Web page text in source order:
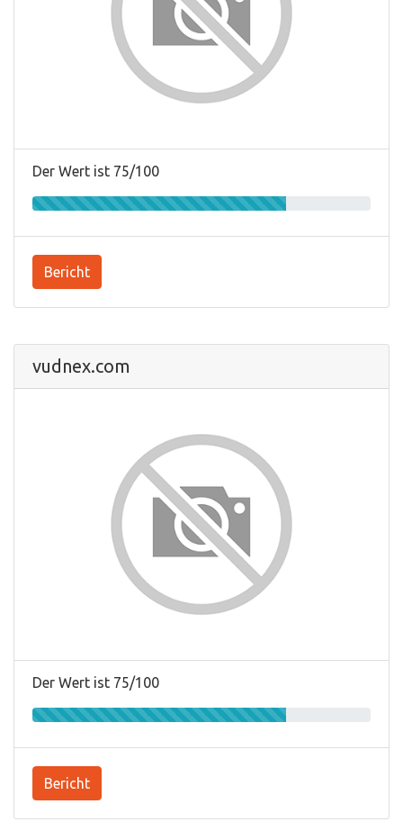
Der Wert ist 75/100
Bericht
vudnex.com
Der Wert ist 75/100
Bericht